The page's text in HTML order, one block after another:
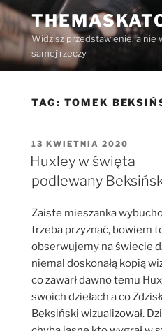
Przejdź
do
treści Widzisz przedstawienie, a nie
samej rzeczy
TAG: TOMEK
OPUBLIKOWANE
W
13 KWIETNIA 2020
Huxley w święta
podlewany
Zaiste mieszanka
trzeba przyznać, bowiem
obserwujemy na świecie
niemal doskonałą kopią
co zawarł dawno temu
swoich dziełach a co
Beksiński wizualizował.